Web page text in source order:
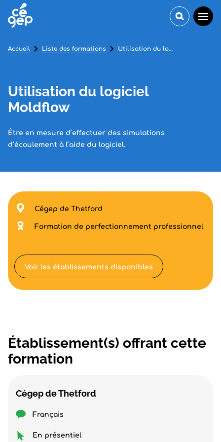
Utilisation du logiciel
Moldflow
Être en mesure d’effectuer des simulations
d’écoulement à l’aide du logiciel.
Accueil Liste des formations Utilisation du logiciel Moldflow
Cégep de Thetford
Formation de perfectionnement professionnel
Voir les établissements disponibles
Établissement(s) offrant cette
formation
Cégep de Thetford
Français
En présentiel